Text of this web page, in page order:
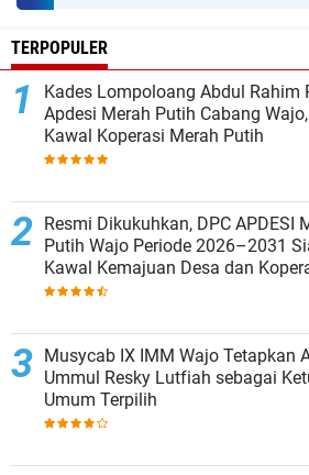
TERPOPULER
Kades Lompoloang Abdul Rahim
Apdesi Merah Putih Cabang
Kawal Koperasi Merah Putih
Resmi Dikukuhkan, DPC APDESI
Putih Wajo Periode 2026–2031
Kawal Kemajuan Desa dan
Merah Putih
Musycab IX IMM Wajo Tetapkan
Ummul Resky Lutfiah sebagai
Umum Terpilih